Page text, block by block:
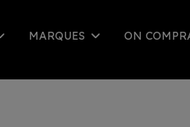
MARQUES ON